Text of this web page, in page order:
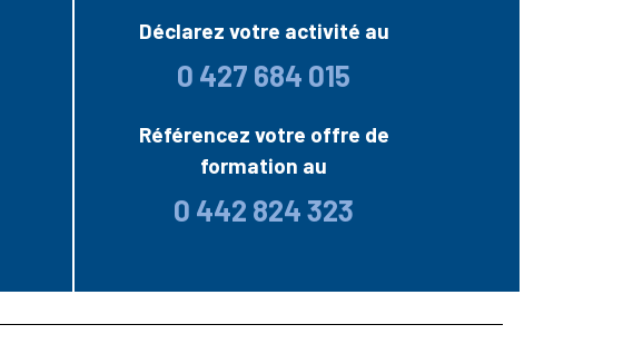
Déclarez votre activité au
0 427 684 015
Référencez votre offre de
formation au
0 442 824 323